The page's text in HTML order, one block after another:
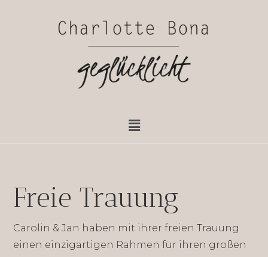
Carolin & Jan
Freie Trauung
Carolin & Jan haben mit ihrer freien Trauung
einen einzigartigen Rahmen für ihren großen